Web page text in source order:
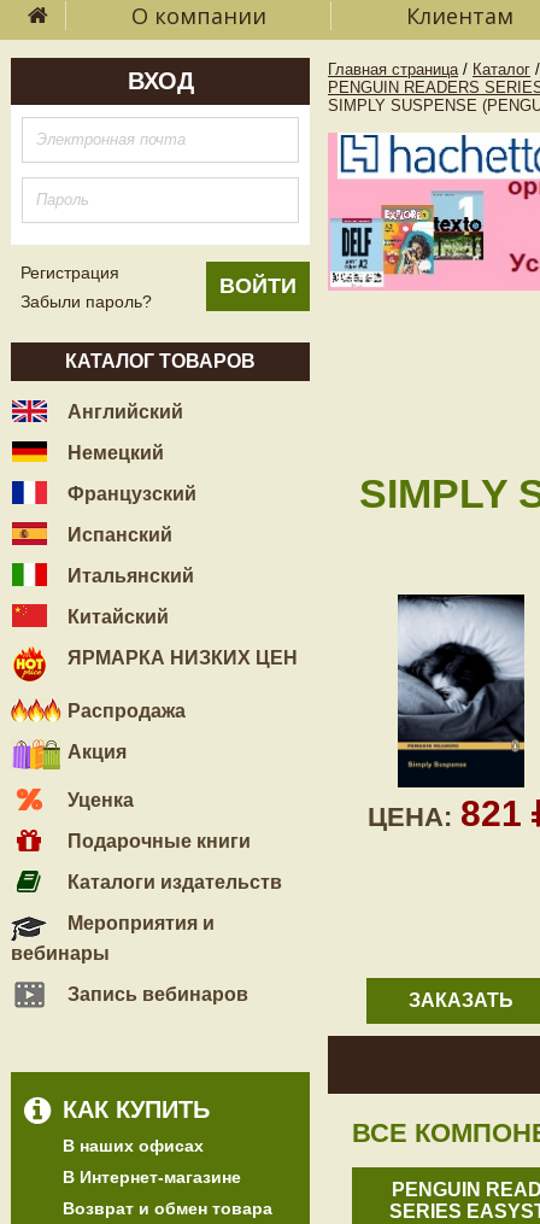
О компании Клиентам
ВХОД
Регистрация
Забыли пароль?
КАТАЛОГ ТОВАРОВ
Английский
Немецкий
Французский
Испанский
Итальянский
Китайский
ЯРМАРКА НИЗКИХ ЦЕН
Распродажа
Акция
Уценка
Подарочные книги
Каталоги издательств
Мероприятия и
вебинары
Запись вебинаров
КАК КУПИТЬ
В наших офисах
В Интернет-магазине
Возврат и обмен товара
Главная страница / Каталог /
PENGUIN READERS
SIMPLY SUSPENSE
SIMPLY
ЦЕНА: 821
ЗАКАЗАТЬ
ВСЕ
PENGUIN
SERIES